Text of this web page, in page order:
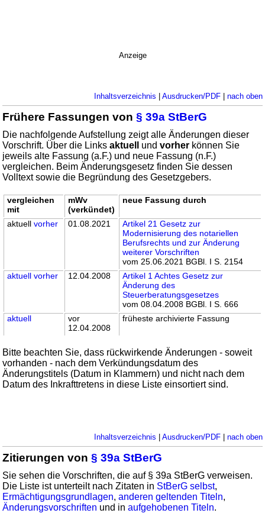
Anzeige
Inhaltsverzeichnis | Ausdrucken/PDF| nach oben
Frühere Fassungen von§ 39a StBerG
Die nachfolgende Aufstellung zeigt alle Änderungen dieser
Vorschrift. Über die Linksaktuell undvorher können Sie
jeweils alte Fassung (a.F.) und neue Fassung (n.F.)
vergleichen. Beim Änderungsgesetz finden Sie dessen
Volltext sowie die Begründung des Gesetzgebers.
vergleichen
mit
mWv
(verkündet)
neue Fassung durch
aktuellvorher 01.08.2021
Artikel 21 Gesetz zur
Modernisierung des notariellen
Berufsrechts und zur Änderung
weiterer Vorschriften
vom 25.06.2021 BGBl. I S. 2154
aktuell vorher 12.04.2008
Artikel 1 Achtes Gesetz zur
Änderung des
Steuerberatungsgesetzes
vom 08.04.2008 BGBl. I S. 666
aktuell
vor
12.04.2008
früheste archivierte Fassung
Bitte beachten Sie, dass rückwirkende Änderungen - soweit
vorhanden - nach dem Verkündungsdatum des
Änderungstitels (Datum in Klammern) und nicht nach dem
Datum des Inkrafttretens in diese Liste einsortiert sind.
Inhaltsverzeichnis | Ausdrucken/PDF| nach oben
Zitierungen von§ 39a StBerG
Sie sehen die Vorschriften, die auf § 39a StBerG verweisen.
Die Liste ist unterteilt nach Zitaten in StBerG selbst,
Ermächtigungsgrundlagen,anderen geltenden Titeln,
Änderungsvorschriften und inaufgehobenen Titeln.